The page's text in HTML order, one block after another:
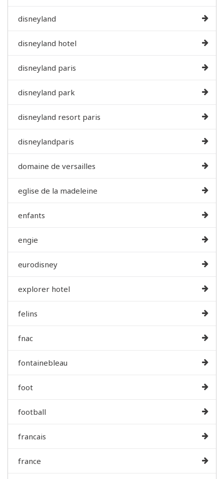
disneyland
disneyland hotel
disneyland paris
disneyland park
disneyland resort paris
disneylandparis
domaine de versailles
eglise de la madeleine
enfants
engie
eurodisney
explorer hotel
felins
fnac
fontainebleau
foot
football
francais
france